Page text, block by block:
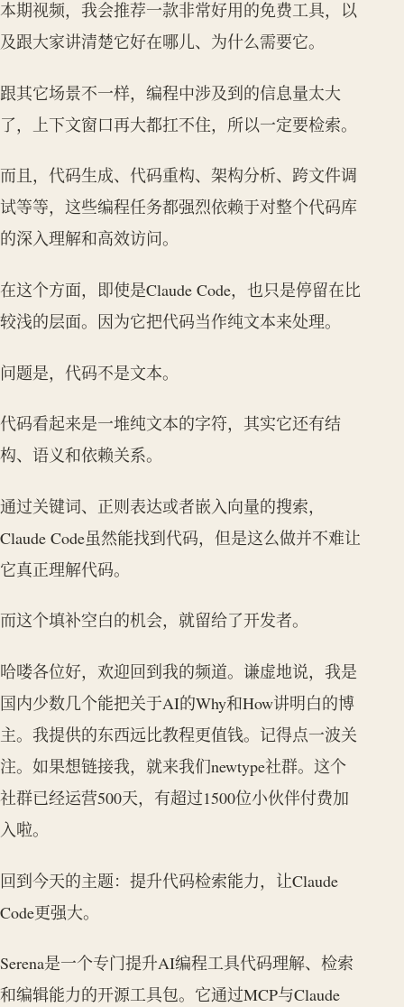
本期视频，我会推荐一款非常好用的免费工具，以
及跟大家讲清楚它好在哪儿、为什么需要它。
跟其它场景不一样，编程中涉及到的信息量太大
了，上下文窗口再大都扛不住，所以一定要检索。
而且，代码生成、代码重构、架构分析、跨文件调
试等等，这些编程任务都强烈依赖于对整个代码库
的深入理解和高效访问。
在这个方面，即使是Claude Code，也只是停留在比
较浅的层面。因为它把代码当作纯文本来处理。
问题是，代码不是文本。
代码看起来是一堆纯文本的字符，其实它还有结
构、语义和依赖关系。
通过关键词、正则表达或者嵌入向量的搜索，
Claude Code虽然能找到代码，但是这么做并不难让
它真正理解代码。
而这个填补空白的机会，就留给了开发者。
哈喽各位好，欢迎回到我的频道。谦虚地说，我是
国内少数几个能把关于AI的Why和How讲明白的博
主。我提供的东西远比教程更值钱。记得点一波关
注。如果想链接我，就来我们newtype社群。这个
社群已经运营500天，有超过1500位小伙伴付费加
入啦。
回到今天的主题：提升代码检索能力，让Claude
Code更强大。
Serena是一个专门提升AI编程工具代码理解、检索
和编辑能力的开源工具包。它通过MCP与Claude